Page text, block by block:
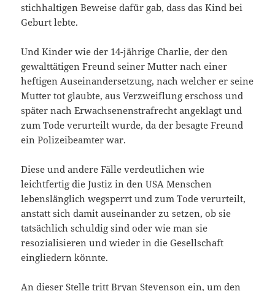
stichhaltigen Beweise dafür gab, dass das Kind bei
Geburt lebte.
Und Kinder wie der 14-jährige Charlie, der den
gewalttätigen Freund seiner Mutter nach einer
heftigen Auseinandersetzung, nach welcher er seine
Mutter tot glaubte, aus Verzweiflung erschoss und
später nach Erwachsenenstrafrecht angeklagt und
zum Tode verurteilt wurde, da der besagte Freund
ein Polizeibeamter war.
Diese und andere Fälle verdeutlichen wie
leichtfertig die Justiz in den USA Menschen
lebenslänglich wegsperrt und zum Tode verurteilt,
anstatt sich damit auseinander zu setzen, ob sie
tatsächlich schuldig sind oder wie man sie
resozialisieren und wieder in die Gesellschaft
eingliedern könnte.
An dieser Stelle tritt Bryan Stevenson ein, um den